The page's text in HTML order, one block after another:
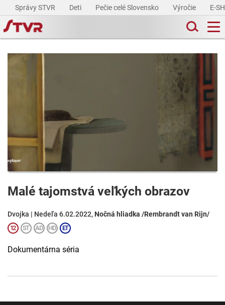
Správy STVR Deti Pečie celé Slovensko Výročie E-
Malé tajomstvá veľkých obrazov
Dvojka | Nedeľa 6.02.2022, Nočná hliadka /Rembrandt van Rijn/
Dokumentárna séria